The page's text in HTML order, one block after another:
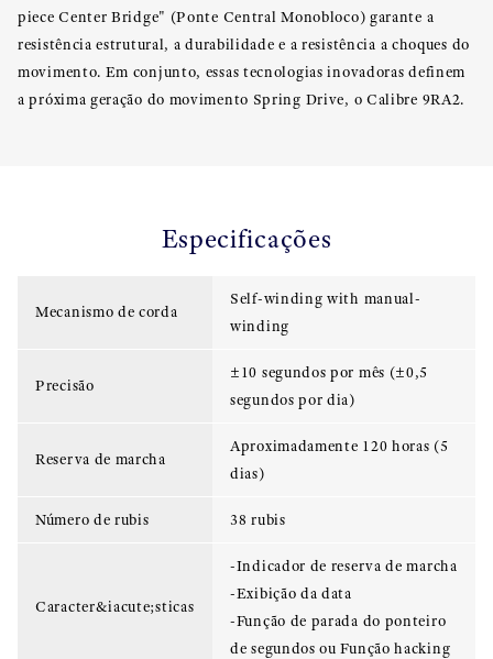
piece Center Bridge" (Ponte Central Monobloco) garante a
resistência estrutural, a durabilidade e a resistência a choques do
movimento. Em conjunto, essas tecnologias inovadoras definem
a próxima geração do movimento Spring Drive, o Calibre 9RA2.
Especificações
Mecanismo de corda
Self-winding with manual-
winding
Precisão
±10 segundos por mês (±0,5
segundos por dia)
Reserva de marcha
Aproximadamente 120 horas (5
dias)
Número de rubis 38 rubis
Caracter&iacute;sticas
-Indicador de reserva de marcha
-Exibição da data
-Função de parada do ponteiro
de segundos ou Função hacking